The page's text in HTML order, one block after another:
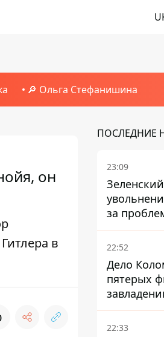
🔎 Ольга Стефанишина
он
в
ПОСЛЕДНИЕ
23:09
за
Марганце
22:52
Дело
пятерых
суд
22:33